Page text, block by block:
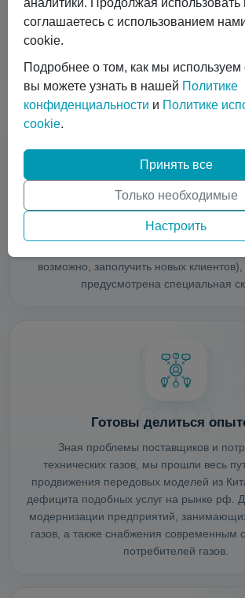
ISO контейнеры, микробалки до 35
криоцилиндры, баллоны до 300 бар,
(вентиля, клапана,
Специальные скидки
Если вы являетесь поставщиком газов и
возможно, заполучить новых клиентов),
предусмотрена специальная
Готовы делиться
Зная проблемы поставщиков и
технических газов, мы прошли весь
продвижения передовых моделей из
дефицита подобных услуг на рынке рф.
модернизации предприятий,
газов, а также снабжения современным
потребителей газов.
аналитики. Продолжая использовать
соглашаетесь с использованием
cookie.
Подробнее о том, как мы
вы можете узнать в нашей Политике
конфиденциальности и Политике
cookie.
Принять все
Только необходимые
Настроить